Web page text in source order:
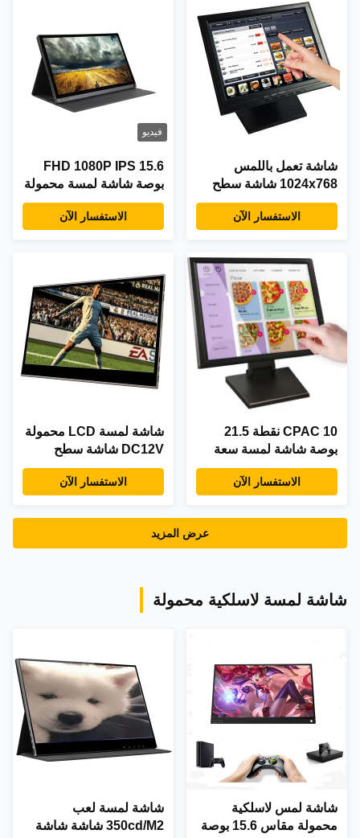
شاشة تعمل باللمس
1024x768 شاشة سطح
المكتب / شاشة تعمل
الاستفسار الآن
فيديو
FHD 1080P IPS 15.6
بوصة شاشة لمسة محمولة
11mm سمك
الاستفسار الآن
CPAC 10 نقطة 21.5
بوصة شاشة لمسة سعة
1280 * 1024
الاستفسار الآن
شاشة لمسة LCD محمولة
DC12V شاشة سطح
المكتب نوع الجدار
الاستفسار الآن
عرض المزيد
شاشة لمسة لاسلكية محمولة
شاشة لمس لاسلكية
محمولة مقاس 15.6 بوصة
شاشة لمسة لعب
350cd/M2 شاشة شاشة